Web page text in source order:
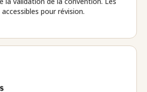
pour révision.